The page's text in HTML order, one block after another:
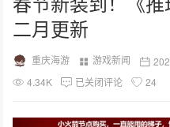
二月更新
重庆海游 游戏新闻
4.34K
已关闭评论 24